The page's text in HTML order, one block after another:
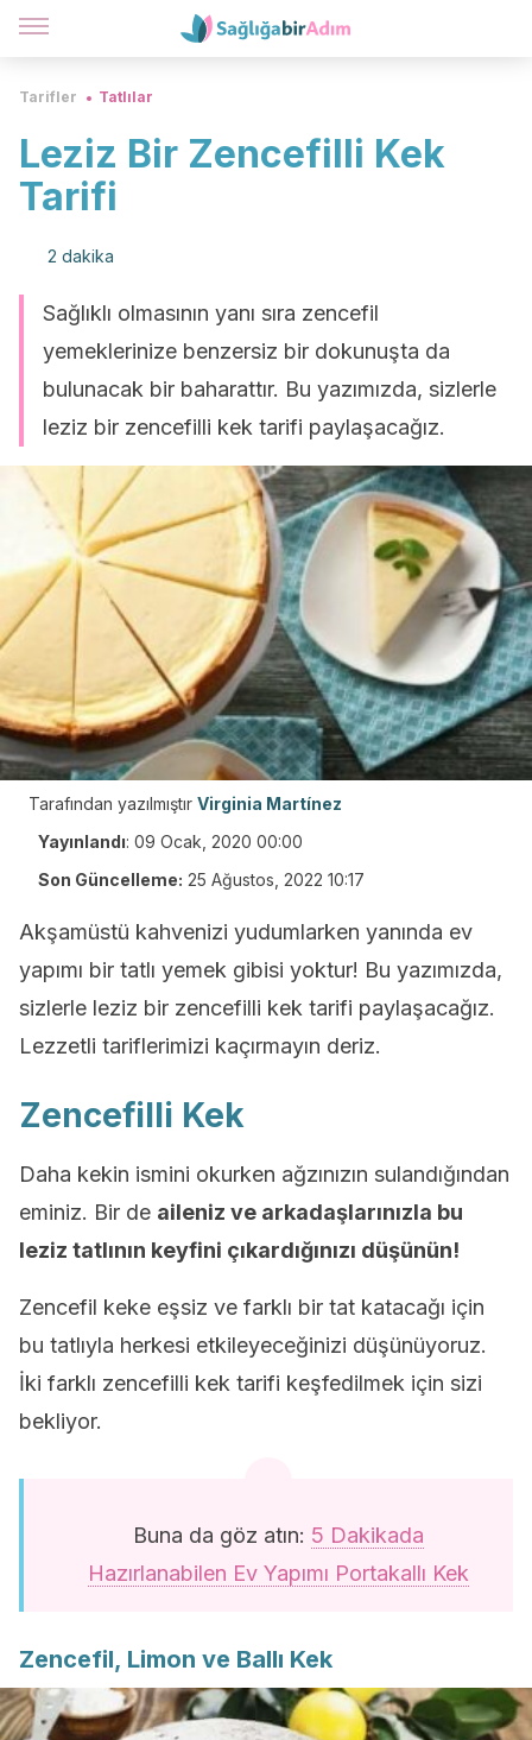
Tarifler Tatlılar
Leziz Bir Zencefilli Kek
Tarifi
2 dakika
Sağlıklı olmasının yanı sıra zencefil
yemeklerinize benzersiz bir dokunuşta da
bulunacak bir baharattır. Bu yazımızda, sizlerle
leziz bir zencefilli kek tarifi paylaşacağız.
Tarafından yazılmıştır Virginia Martínez
Yayınlandı: 09 Ocak, 2020 00:00
Son Güncelleme: 25 Ağustos, 2022 10:17
Akşamüstü kahvenizi yudumlarken yanında ev
yapımı bir tatlı yemek gibisi yoktur! Bu yazımızda,
sizlerle leziz bir zencefilli kek tarifi paylaşacağız.
Lezzetli tariflerimizi kaçırmayın deriz.
Zencefilli Kek
Daha kekin ismini okurken ağzınızın sulandığından
eminiz. Bir de aileniz ve arkadaşlarınızla bu
leziz tatlının keyfini çıkardığınızı düşünün!
Zencefil keke eşsiz ve farklı bir tat katacağı için
bu tatlıyla herkesi etkileyeceğinizi düşünüyoruz.
İki farklı zencefilli kek tarifi keşfedilmek için sizi
bekliyor.
Buna da göz atın: 5 Dakikada
Hazırlanabilen Ev Yapımı Portakallı Kek
Zencefil, Limon ve Ballı Kek